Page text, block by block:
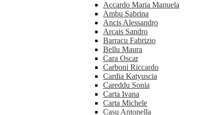
Accardo Maria Manuela
Ambu Sabrina
Ancis Alessandro
Arcais Sandro
Barracu Fabrizio
Bellu Maura
Cara Oscar
Carboni Riccardo
Cardia Katyuscia
Careddu Sonia
Carta Ivana
Carta Michele
Casu Antonella